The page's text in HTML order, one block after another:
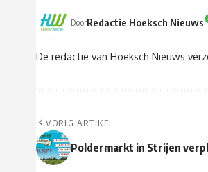
DoorRedactie Hoeksch Nieuws
De redactie van Hoeksch Nieuws
VORIG ARTIKEL
Poldermarkt in Strijen